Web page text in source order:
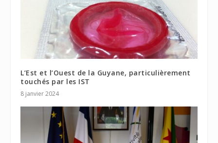
L’Est et l’Ouest de la Guyane, particulièrement
touchés par les IST
8 janvier 2024